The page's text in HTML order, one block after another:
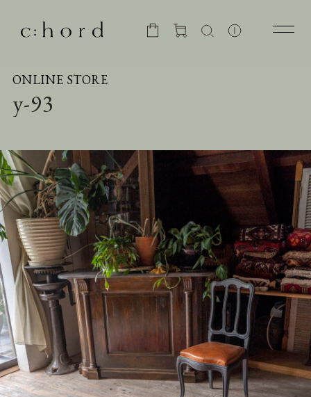
ONLINE STORE
y-93